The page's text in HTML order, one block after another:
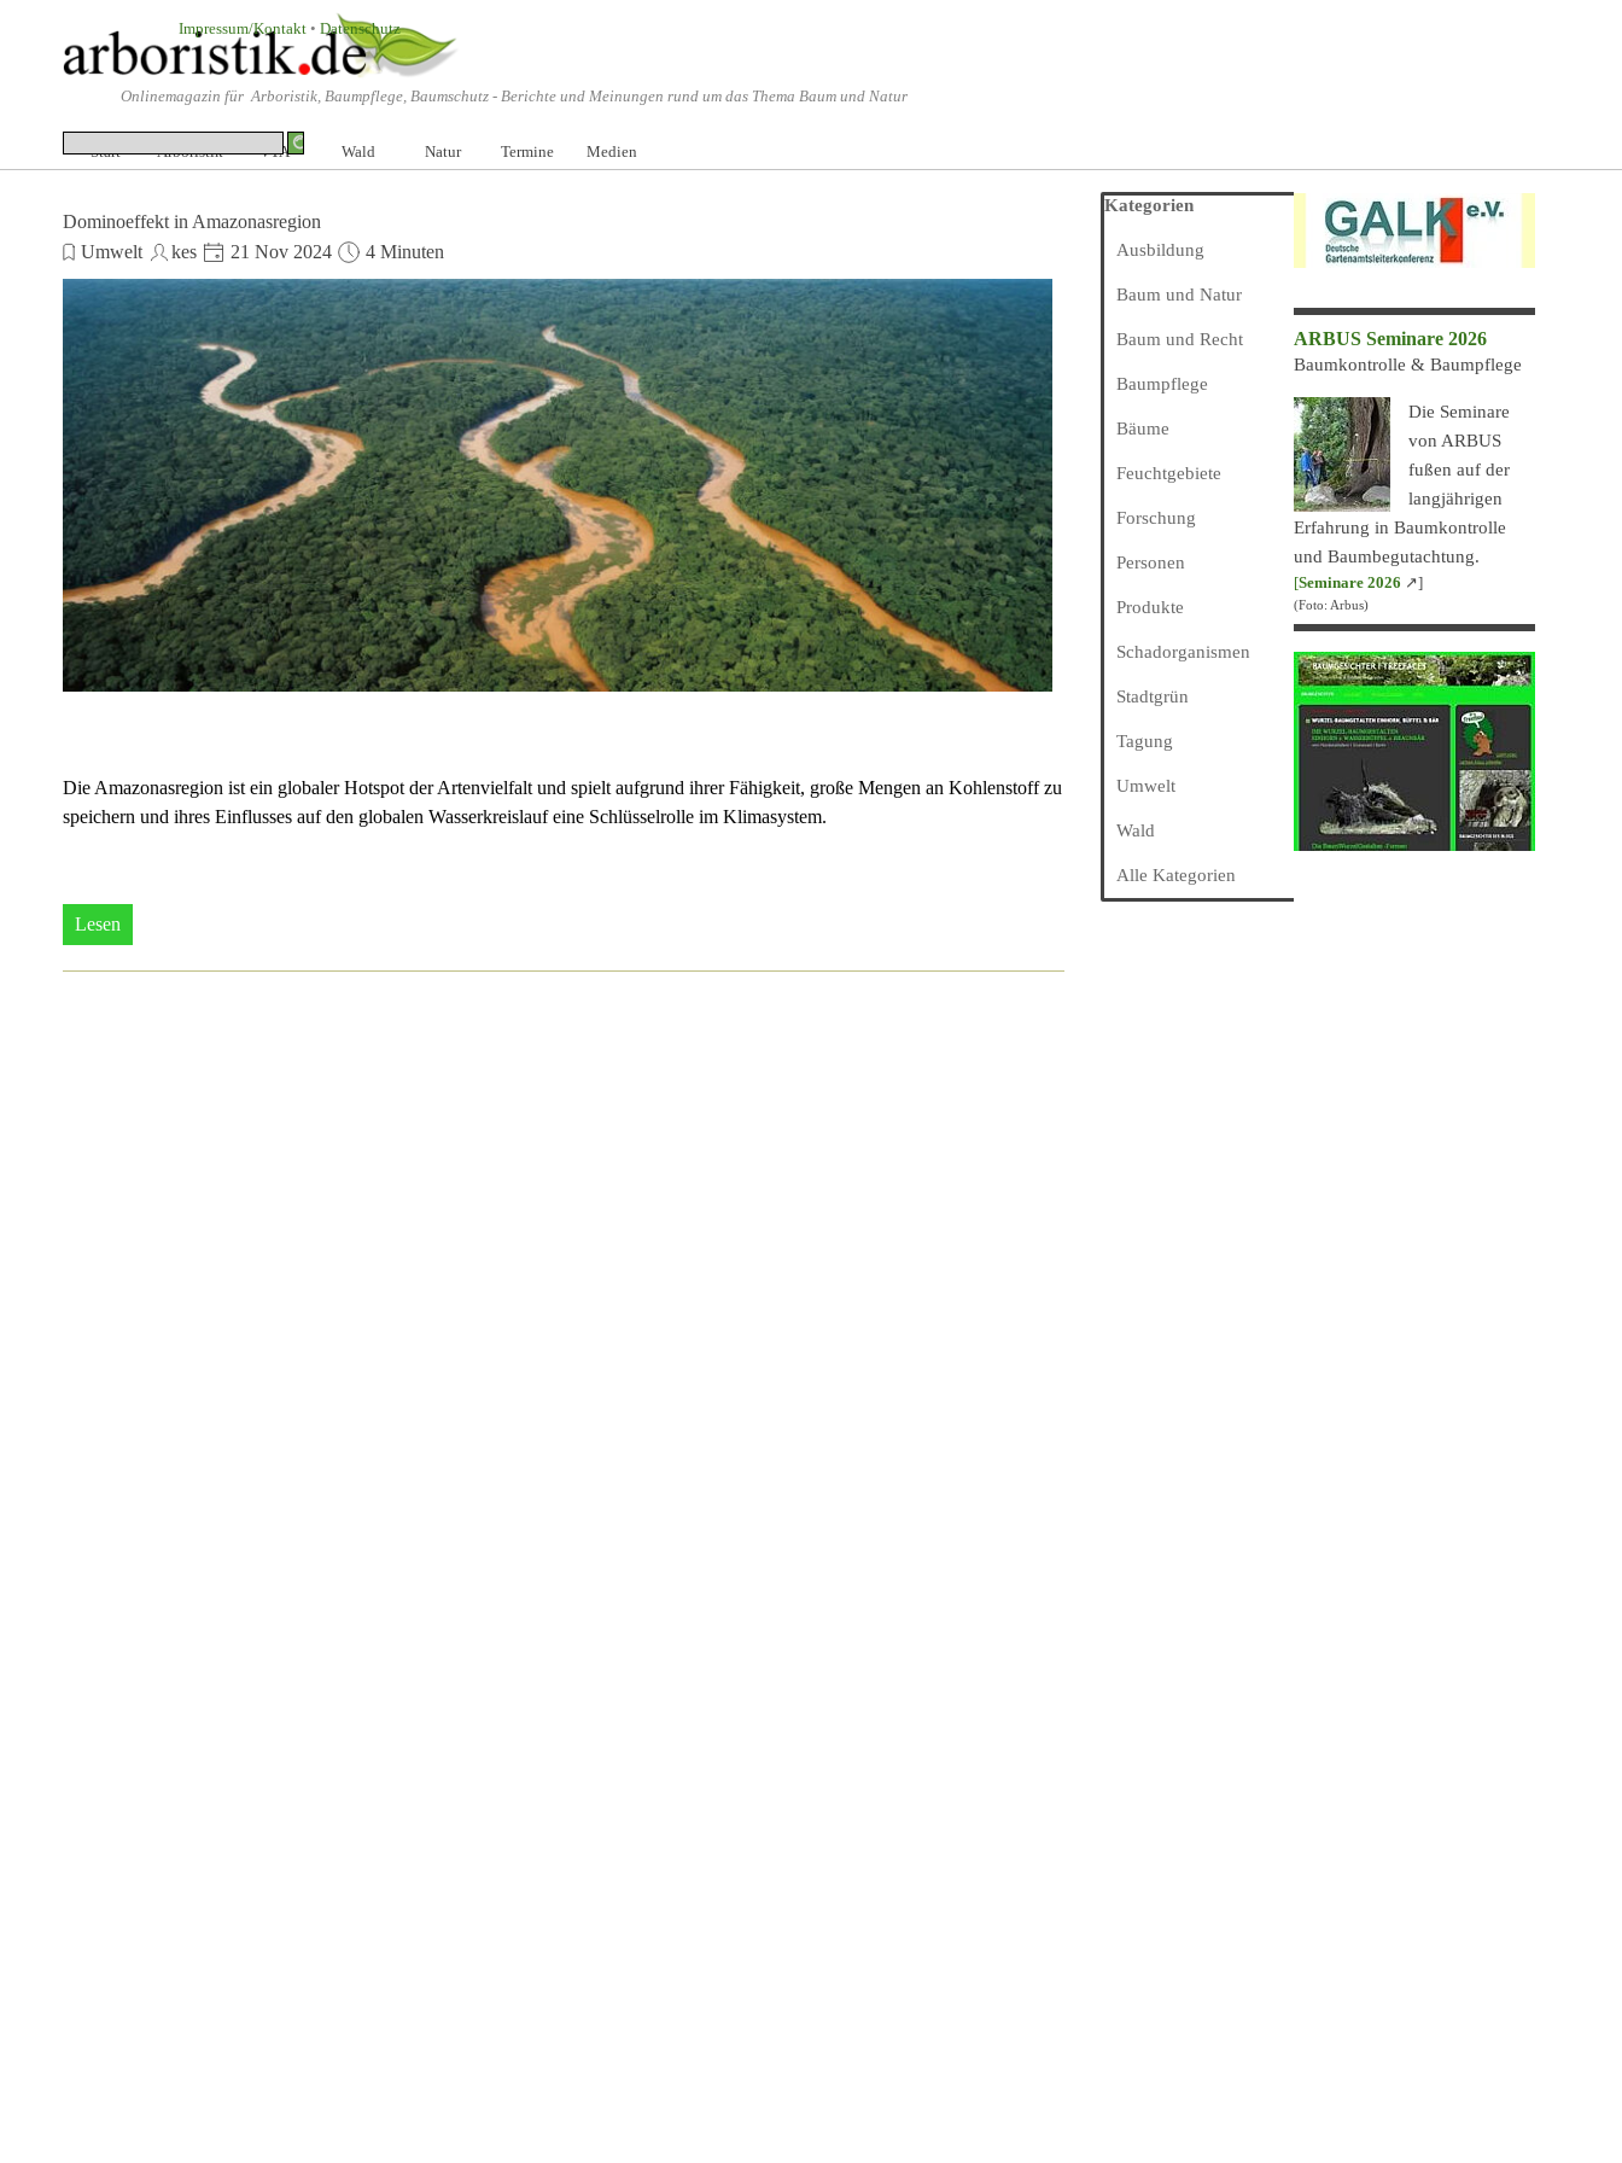
Impressum/Kontakt • Datenschutz
Onlinemagazin für Arboristik, Baumpflege, Baumschutz - Berichte und Meinungen rund um das Thema Baum und Natur
Start Arboristik ▼
VTA ▼
Wald Natur ▼
Termine Medien
ARBUS Seminare 2026
Baumkontrolle & Baumpflege
Die Seminare
von ARBUS
fußen auf der
langjährigen
Erfahrung in Baumkontrolle
und Baumbegutachtung.
[Seminare 2026 ↗]
(Foto: Arbus)
Dominoeffekt in Amazonasregion
Umwelt
kes 21 Nov 2024 4 Minuten
Die Amazonasregion ist ein globaler Hotspot der Artenvielfalt und spielt aufgrund ihrer Fähigkeit, große Mengen an Kohlenstoff zu
speichern und ihres Einflusses auf den globalen Wasserkreislauf eine Schlüsselrolle im Klimasystem.
Lesen
Block überspringen Kategorien
Kategorien
Ausbildung
Baum und Natur
Baum und Recht
Baumpflege
Bäume
Feuchtgebiete
Forschung
Personen
Produkte
Schadorganismen
Stadtgrün
Tagung
Umwelt
Wald
Alle Kategorien